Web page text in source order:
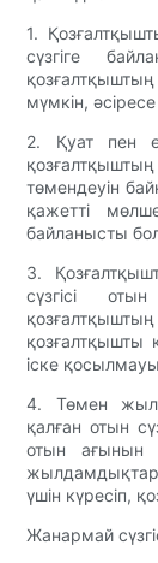
1.
сүзгіге
қозғалтқыштың
мүмкін,
2. Қуат пен
төмендеуін
қажетті
байланысты
3.
сүзгісі
қозғалтқышты
іске
4. Төмен
қалған отын
отын ағынын
үшін күресіп,
Жанармай